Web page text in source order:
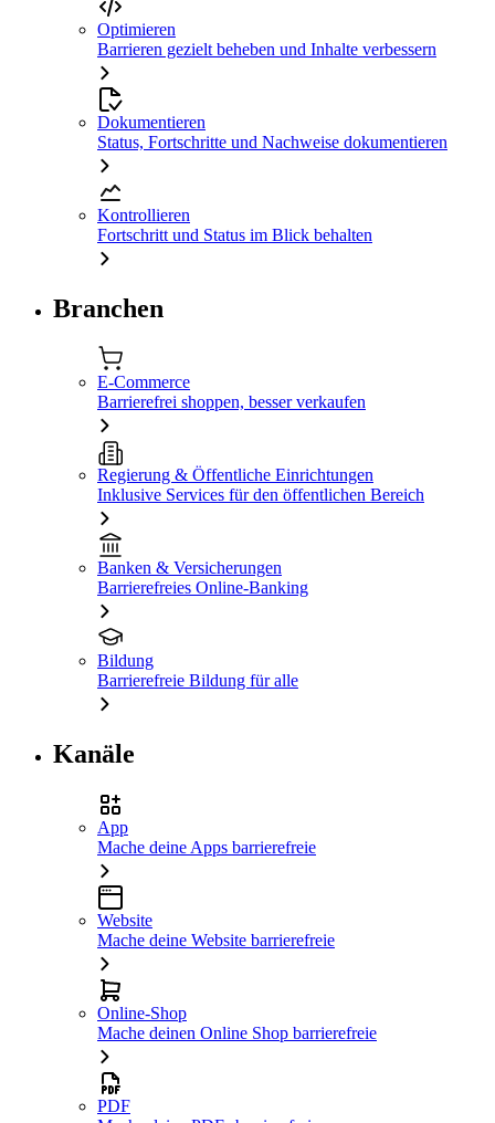
Optimieren
Barrieren gezielt beheben und Inhalte verbessern
Dokumentieren
Status, Fortschritte und Nachweise dokumentieren
Kontrollieren
Fortschritt und Status im Blick behalten
Branchen
E-Commerce
Barrierefrei shoppen, besser verkaufen
Regierung & Öffentliche Einrichtungen
Inklusive Services für den öffentlichen Bereich
Banken & Versicherungen
Barrierefreies Online-Banking
Bildung
Barrierefreie Bildung für alle
Kanäle
App
Mache deine Apps barrierefreie
Website
Mache deine Website barrierefreie
Online-Shop
Mache deinen Online Shop barrierefreie
PDF